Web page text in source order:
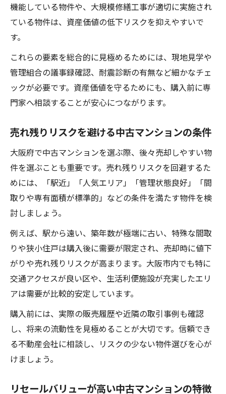
機能している物件や、大規模修繕工事が適切に実施され
ている物件は、資産価値の低下リスクを抑えやすいで
す。
これらの要素を総合的に見極めるためには、現地見学や
管理組合の議事録確認、耐震診断の有無など細かなチェ
ックが必要です。資産価値を守るためにも、購入前に専
門家へ相談することが安心につながります。
売れ残りリスクを避ける中古マンションの条件
大阪府で中古マンションを選ぶ際、後々売却しやすい物
件を選ぶことも重要です。売れ残りリスクを回避するた
めには、「駅近」「人気エリア」「管理状態良好」「間
取りや専有面積が標準的」などの条件を満たす物件を検
討しましょう。
例えば、駅から遠い、築年数が極端に古い、特殊な間取
りや狭小住戸は購入後に需要が限定され、売却時に値下
がりや売れ残りリスクが高まります。大阪市内でも特に
交通アクセスが良い区や、生活利便施設が充実したエリ
アは需要が比較的安定しています。
購入前には、実際の販売履歴や近隣の取引事例も確認
し、将来の流動性を見極めることが大切です。信頼でき
る不動産会社に相談し、リスクの少ない物件選びを心が
けましょう。
リセールバリューが高い中古マンションの特徴